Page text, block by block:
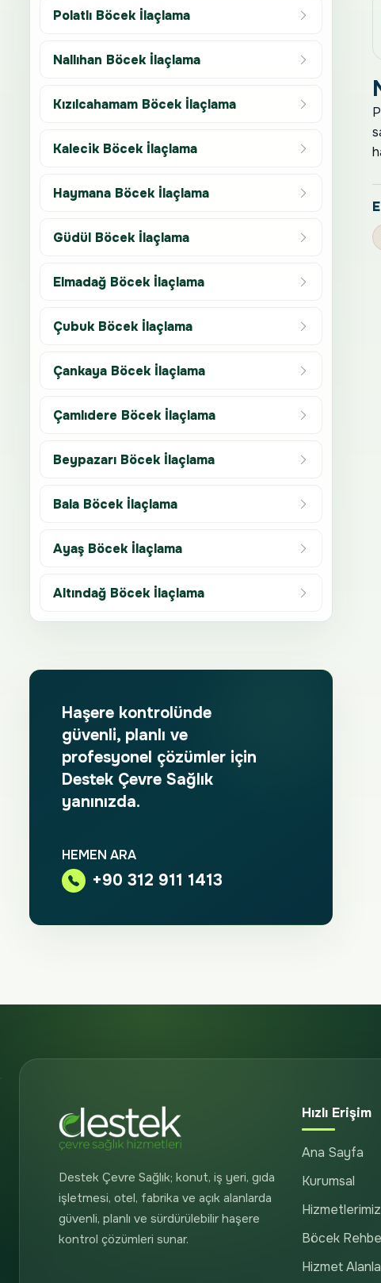
Polatlı Böcek İlaçlama
Nallıhan Böcek İlaçlama
Kızılcahamam Böcek İlaçlama
Kalecik Böcek İlaçlama
Haymana Böcek İlaçlama
Güdül Böcek İlaçlama
Elmadağ Böcek İlaçlama
Çubuk Böcek İlaçlama
Çankaya Böcek İlaçlama
Çamlıdere Böcek İlaçlama
Beypazarı Böcek İlaçlama
Bala Böcek İlaçlama
Ayaş Böcek İlaçlama
Altındağ Böcek İlaçlama
Haşere kontrolünde
güvenli, planlı ve
profesyonel çözümler için
Destek Çevre Sağlık
yanınızda.
HEMEN ARA
+90 312 911 1413
Destek Çevre Sağlık; konut, iş yeri, gıda
işletmesi, otel, fabrika ve açık alanlarda
güvenli, planlı ve sürdürülebilir haşere
kontrol çözümleri sunar.
Hızlı Erişim
Ana Sayfa
Kurumsal
Hizmetlerimiz
Böcek
Hizmet